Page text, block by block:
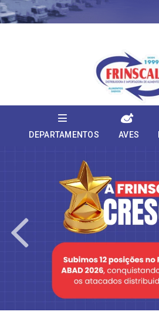
DEPARTAMENTOS AVES